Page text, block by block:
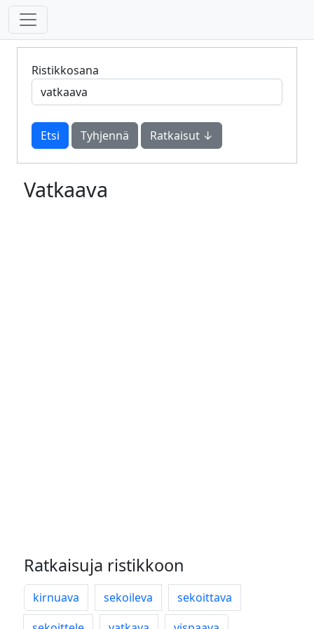
Ristikkosana
Tyhjennä Ratkaisut ↓
Vatkaava
Ratkaisuja ristikkoon
kirnuava sekoileva
sekoittava